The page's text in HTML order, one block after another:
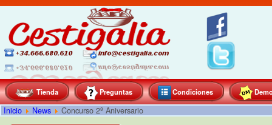
Tienda Preguntas Condiciones
Inicio News
Concurso 2º Aniversario